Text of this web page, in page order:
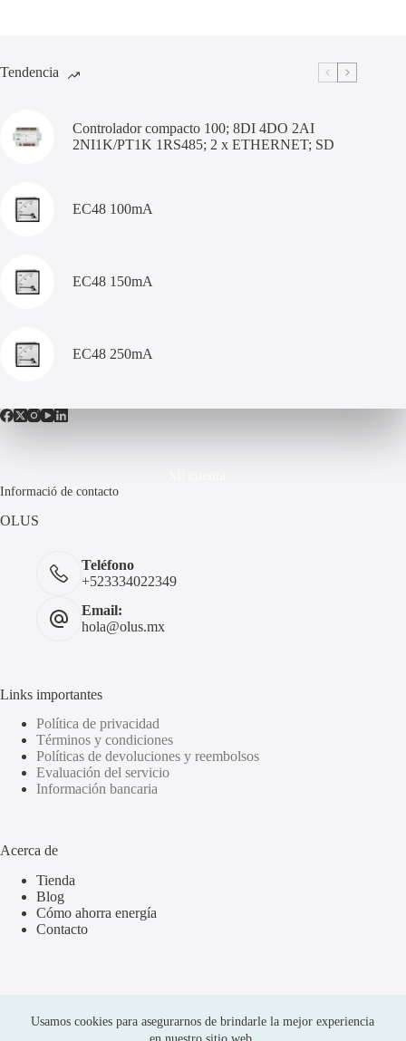
Usamos cookies para asegurarnos de brindarle la mejor experiencia
Tendencia
Controlador compacto 100; 8DI 4DO 2AI
2NI1K/PT1K 1RS485; 2 x ETHERNET; SD
EC48 100mA
EC48 150mA
EC48 250mA
Informació de contacto
OLUS
Teléfono
+523334022349
Email:
hola@olus.mx
Links importantes
Política de privacidad
Términos y condiciones
Políticas de devoluciones y reembolsos
Evaluación del servicio
Información bancaria
Acerca de
Tienda
Blog
Cómo ahorra energía
Contacto